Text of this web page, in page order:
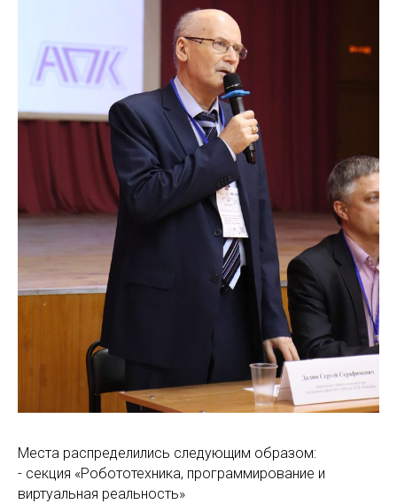
Места распределились следующим образом:
- секция «Робототехника, программирование и
виртуальная реальность»